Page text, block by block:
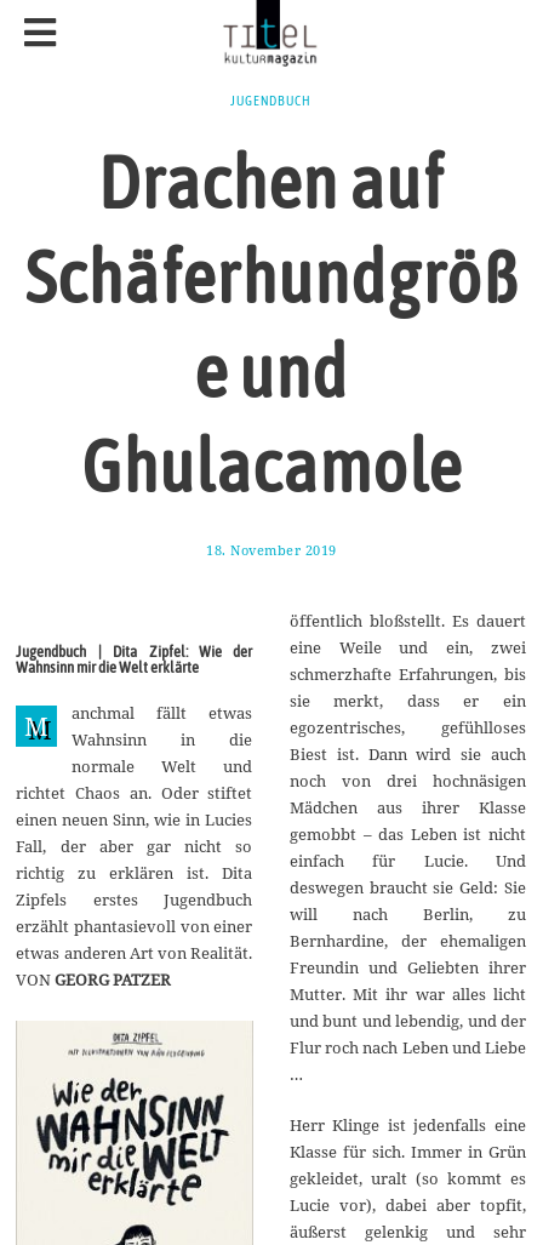
JUGENDBUCH
Drachen auf
Schäferhundgröß
e und
Ghulacamole
18. November 2019
o
v
e
m
b
e
r
2
1
9
Jugendbuch | Dita Zipfel: Wie der
Wahnsinn mir die Welt erklärte
M
anchmal fällt etwas
Wahnsinn in die
normale Welt und
richtet Chaos an. Oder stiftet
einen neuen Sinn, wie in Lucies
Fall, der aber gar nicht so
richtig zu erklären ist. Dita
Zipfels erstes Jugendbuch
erzählt phantasievoll von einer
etwas anderen Art von Realität.
VONGEORG PATZER
öffentlich bloßstellt. Es dauert
eine Weile und ein, zwei
schmerzhafte Erfahrungen, bis
sie merkt, dass er ein
egozentrisches, gefühlloses
Biest ist. Dann wird sie auch
noch von drei hochnäsigen
Mädchen aus ihrer Klasse
gemobbt – das Leben ist nicht
einfach für Lucie. Und
deswegen braucht sie Geld: Sie
will nach Berlin, zu
Bernhardine, der ehemaligen
Freundin und Geliebten ihrer
Mutter. Mit ihr war alles licht
und bunt und lebendig, und der
Flur roch nach Leben und Liebe
…
Herr Klinge ist jedenfalls eine
Klasse für sich. Immer in Grün
gekleidet, uralt (so kommt es
Lucie vor), dabei aber topfit,
äußerst gelenkig und sehr